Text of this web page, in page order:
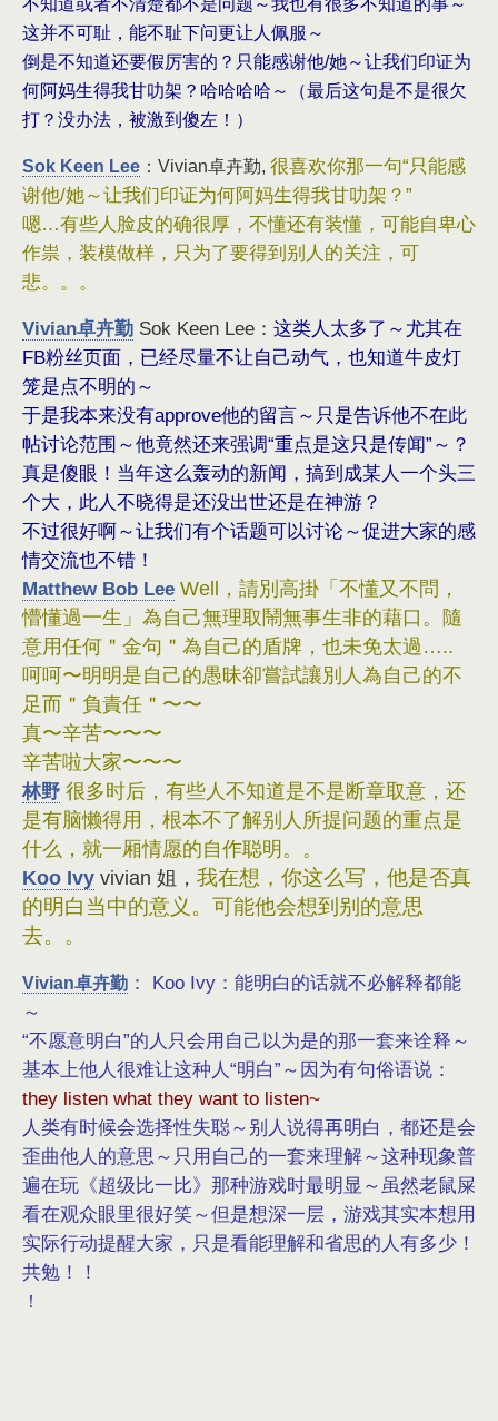
这并不可耻，能不耻下问更让人佩服～
倒是不知道还要假厉害的？只能感谢他/她～让我们印证为
何阿妈生得我甘叻架？哈哈哈哈～（最后这句是不是很欠
打？没办法，被激到傻左！）
Sok Keen Lee ：Vivian卓卉勤, 很喜欢你那一句“只能感
谢他/她～让我们印证为何阿妈生得我甘叻架？”
嗯…有些人脸皮的确很厚，不懂还有装懂，可能自卑心
作祟，装模做样，只为了要得到别人的关注，可
悲。。。
Vivian卓卉勤 Sok Keen Lee： 这类人太多了～尤其在
FB粉丝页面，已经尽量不让自己动气，也知道牛皮灯
笼是点不明的～
于是我本来没有approve他的留言～只是告诉他不在此
帖讨论范围～他竟然还来强调“重点是这只是传闻”～？
真是傻眼！当年这么轰动的新闻，搞到成某人一个头三
个大，此人不晓得是还没出世还是在神游？
不过很好啊～让我们有个话题可以讨论～促进大家的感
情交流也不错！
Matthew Bob Lee Well，請別高掛「不懂又不問，
懵懂過一生」為自己無理取鬧無事生非的藉口。隨
意用任何＂金句＂為自己的盾牌，也未免太過…..
呵呵〜明明是自己的愚昧卻嘗試讓別人為自己的不
足而＂負責任＂〜〜
真〜辛苦〜〜〜
辛苦啦大家〜〜〜
林野 很多时后，有些人不知道是不是断章取意，还
是有脑懒得用，根本不了解别人所提问题的重点是
什么，就一厢情愿的自作聪明。。
Koo Ivy vivian 姐， 我在想，你这么写，他是否真
的明白当中的意义。可能他会想到别的意思
去。 。
Vivian卓卉勤 ： Koo Ivy： 能明白的话就不必解释都能
～
“不愿意明白”的人只会用自己以为是的那一套来诠释～
基本上他人很难让这种人“明白”～因为有句俗语说：
they listen what they want to listen~
人类有时候会选择性失聪～别人说得再明白，都还是会
歪曲他人的意思～只用自己的一套来理解～这种现象普
遍在玩《超级比一比》那种游戏时最明显～虽然老鼠屎
看在观众眼里很好笑～但是想深一层，游戏其实本想用
实际行动提醒大家，只是看能理解和省思的人有多少！
共勉！！
！